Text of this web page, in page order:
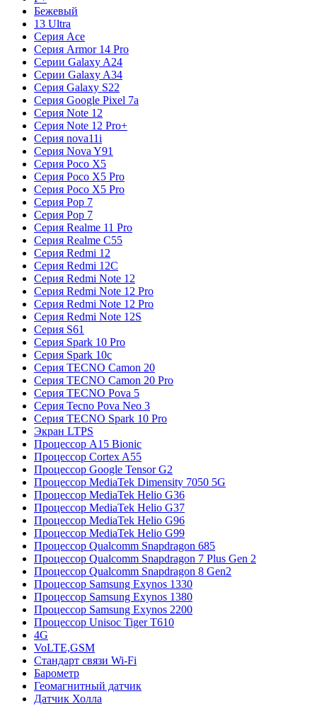
Бежевый
13 Ultra
Серия Ace
Серия Armor 14 Pro
Серии Galaxy A24
Серии Galaxy A34
Серия Galaxy S22
Серия Google Pixel 7a
Серия Note 12
Серия Note 12 Pro+
Серия nova11i
Серия Nova Y91
Серия Poco X5
Серия Poco X5 Pro
Серия Poco X5 Pro
Серия Pop 7
Серия Pop 7
Серия Realme 11 Pro
Серия Realme C55
Серия Redmi 12
Серия Redmi 12C
Серия Redmi Note 12
Серия Redmi Note 12 Pro
Серия Redmi Note 12 Pro
Серия Redmi Note 12S
Серия S61
Серия Spark 10 Pro
Серия Spark 10c
Серия TECNO Camon 20
Серия TECNO Camon 20 Pro
Серия TECNO Pova 5
Серия Tecno Pova Neo 3
Серия TECNO Spark 10 Pro
Экран LTPS
Процессор A15 Bionic
Процессор Cortex A55
Процессор Google Tensor G2
Процессор MediaTek Dimensity 7050 5G
Процессор MediaTek Helio G36
Процессор MediaTek Helio G37
Процессор MediaTek Helio G96
Процессор MediaTek Helio G99
Процессор Qualcomm Snapdragon 685
Процессор Qualcomm Snapdragon 7 Plus Gen 2
Процессор Qualcomm Snapdragon 8 Gen2
Процессор Samsung Exynos 1330
Процессор Samsung Exynos 1380
Процессор Samsung Exynos 2200
Процессор Unisoc Tiger T610
4G
VoLTE,GSM
Cтандарт связи Wi-Fi
Барометр
Геомагнитный датчик
Датчик Холла